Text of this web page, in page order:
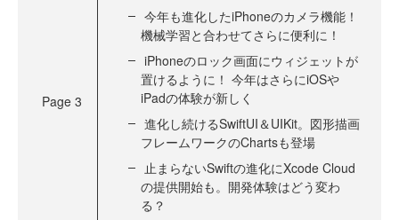
Page 3
今年も進化したiPhoneのカメラ機能！
機械学習と合わせてさらに便利に！
iPhoneのロック画面にウィジェットが
置けるように！ 今年はさらにiOSや
iPadの体験が新しく
進化し続けるSwiftUI＆UIKit。図形描画
フレームワークのChartsも登場
止まらないSwiftの進化にXcode Cloud
の提供開始も。開発体験はどう変わ
る？